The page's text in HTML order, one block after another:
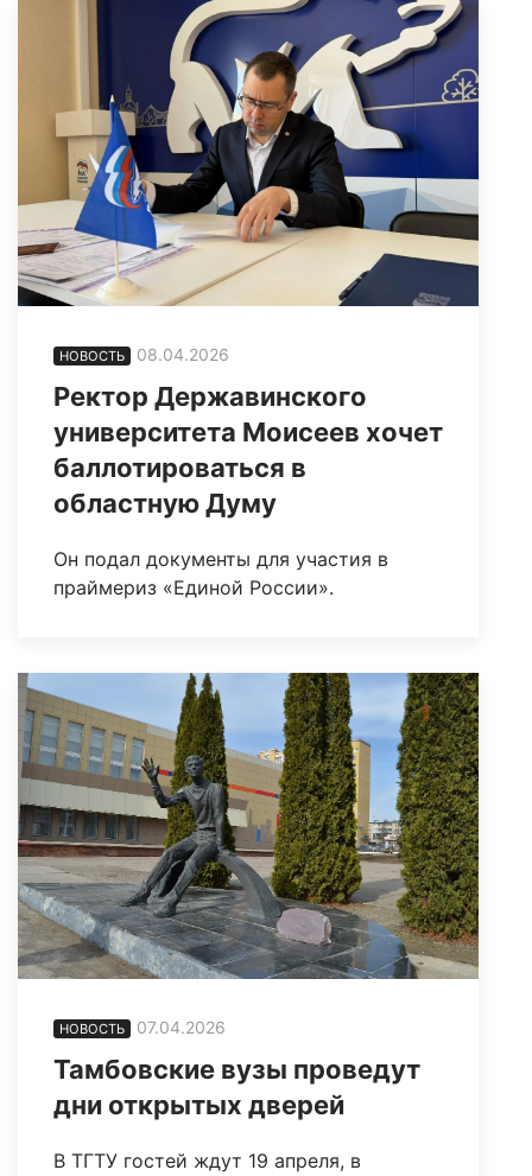
НОВОСТЬ 08.04.2026
Ректор Державинского
университета Моисеев хочет
баллотироваться в
областную Думу
Он подал документы для участия в
праймериз «Единой России».
НОВОСТЬ 07.04.2026
Тамбовские вузы проведут
дни открытых дверей
В ТГТУ гостей ждут 19 апреля, в